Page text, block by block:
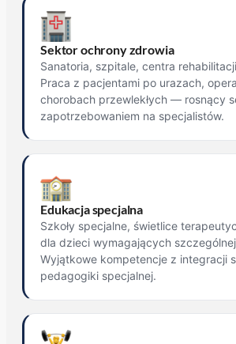
Sektor ochrony zdrowia
Sanatoria, szpitale, centra
Praca z pacjentami po urazach,
chorobach przewlekłych — rosnący
zapotrzebowaniem na specjalistów.
Edukacja specjalna
Szkoły specjalne, świetlice
dla dzieci wymagających
Wyjątkowe kompetencje z integracji
pedagogiki specjalnej.